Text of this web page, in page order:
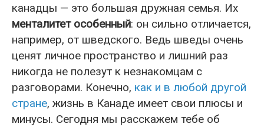
канадцы — это большая дружная семья. Их
менталитет особенный: он сильно отличается,
например, от шведского. Ведь шведы очень
ценят личное пространство и лишний раз
никогда не полезут к незнакомцам с
разговорами. Конечно, как и в любой другой
стране, жизнь в Канаде имеет свои плюсы и
минусы. Сегодня мы расскажем тебе об